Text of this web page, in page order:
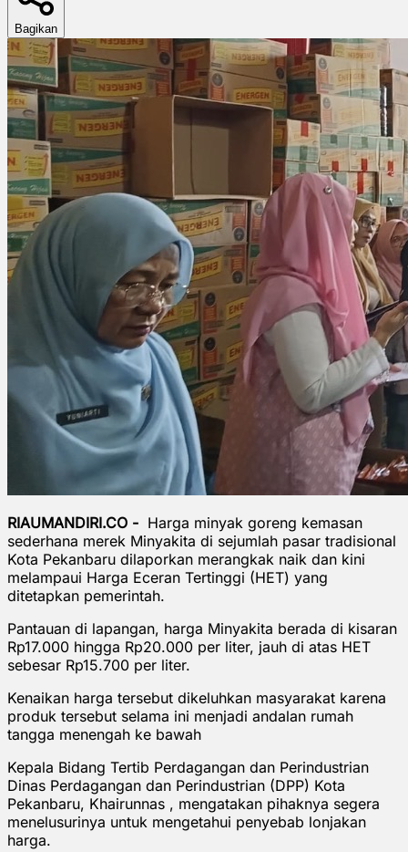
Bagikan
RIAUMANDIRI.CO - Harga minyak goreng kemasan
sederhana merek Minyakita di sejumlah pasar tradisional
Kota Pekanbaru dilaporkan merangkak naik dan kini
melampaui Harga Eceran Tertinggi (HET) yang
ditetapkan pemerintah.
Pantauan di lapangan, harga Minyakita berada di kisaran
Rp17.000 hingga Rp20.000 per liter, jauh di atas HET
sebesar Rp15.700 per liter.
Kenaikan harga tersebut dikeluhkan masyarakat karena
produk tersebut selama ini menjadi andalan rumah
tangga menengah ke bawah
Kepala Bidang Tertib Perdagangan dan Perindustrian
Dinas Perdagangan dan Perindustrian (DPP) Kota
Pekanbaru, Khairunnas , mengatakan pihaknya segera
menelusurinya untuk mengetahui penyebab lonjakan
harga.